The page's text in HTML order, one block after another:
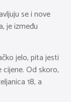
se i nove
je između
jelo, pita jesti
cijene. Od skoro,
18, a